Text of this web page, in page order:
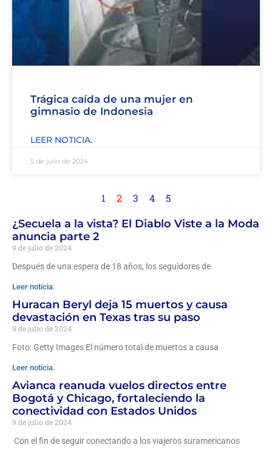
Trágica caída de una mujer en
gimnasio de Indonesia
LEER NOTICIA.
5 de julio de 2024
1 2 3 4 5
¿Secuela a la vista? El Diablo Viste a la Moda
anuncia parte 2
9 de julio de 2024
Después de una espera de 18 años, los seguidores de
Leer noticia.
Huracan Beryl deja 15 muertos y causa
devastación en Texas tras su paso
9 de julio de 2024
Foto: Getty Images El número total de muertos a causa
Leer noticia.
Avianca reanuda vuelos directos entre
Bogotá y Chicago, fortaleciendo la
conectividad con Estados Unidos
9 de julio de 2024
Con el fin de seguir conectando a los viajeros suramericanos